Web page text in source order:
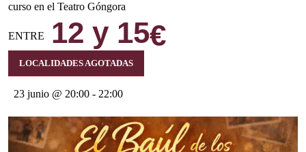
curso en el Teatro Góngora
ENTRE 12 y 15€
LOCALIDADES AGOTADAS
23 junio @ 20:00 - 22:00